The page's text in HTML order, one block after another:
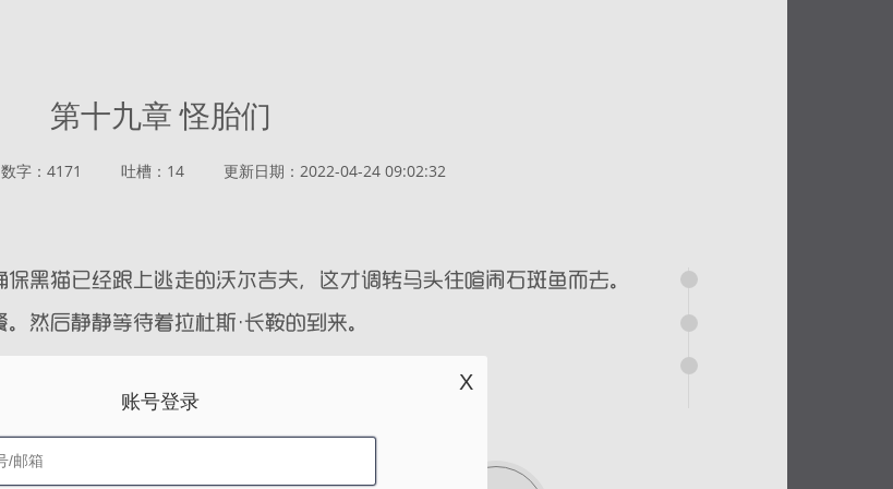
第十九章 怪胎们
数字：4171 吐槽：14 更新日期：2022-04-24 09:02:32
账号登录
X